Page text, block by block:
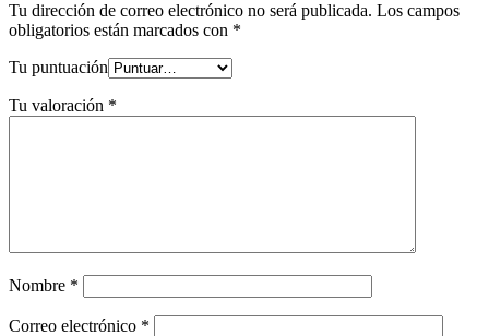
Tu dirección de correo electrónico no será publicada. Los campos
obligatorios están marcados con *
Tu puntuación
Tu valoración *
Nombre *
Correo electrónico *